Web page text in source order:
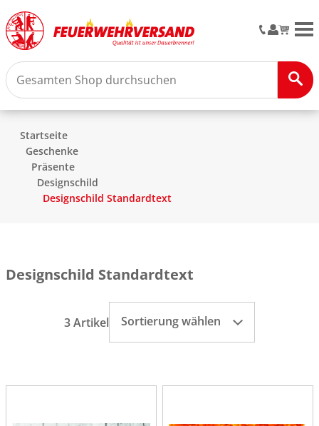
Startseite
Geschenke
Präsente
Designschild
Designschild Standardtext
Designschild Standardtext
3 Artikel Sortierung wählen